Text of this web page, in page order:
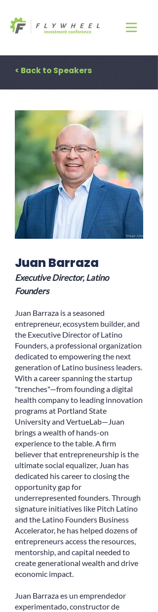
< Back to Speakers
Juan Barraza
Executive Director, Latino
Founders
Juan Barraza is a seasoned
entrepreneur, ecosystem builder, and
the Executive Director of Latino
Founders, a professional organization
dedicated to empowering the next
generation of Latino business leaders.
With a career spanning the startup
"trenches"—from founding a digital
health company to leading innovation
programs at Portland State
University and VertueLab—Juan
brings a wealth of hands-on
experience to the table. A firm
believer that entrepreneurship is the
ultimate social equalizer, Juan has
dedicated his career to closing the
opportunity gap for
underrepresented founders. Through
signature initiatives like Pitch Latino
and the Latino Founders Business
Accelerator, he has helped dozens of
entrepreneurs access the resources,
mentorship, and capital needed to
create generational wealth and drive
economic impact.
Juan Barraza es un emprendedor
experimentado, constructor de